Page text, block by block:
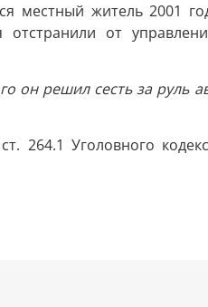
местный житель 2001
от
он решил сесть за руль
Уголовного